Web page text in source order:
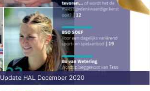
Update HAL December 2020